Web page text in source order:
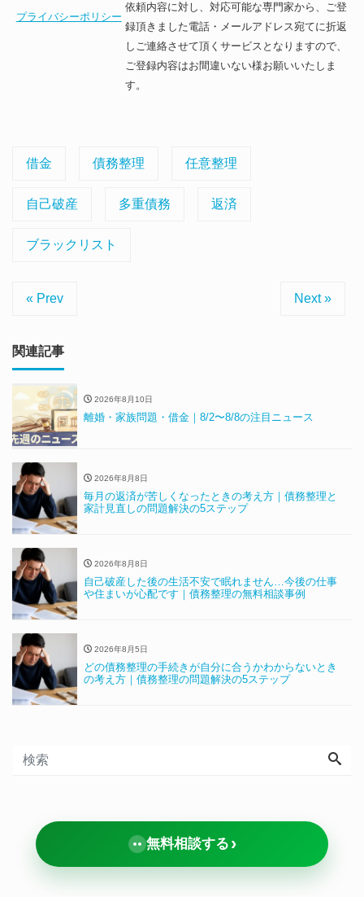
プライバシーポリシー
依頼内容に対し、対応可能な専門家から、ご登
録頂きました電話・メールアドレス宛てに折返
しご連絡させて頂くサービスとなりますので、
ご登録内容はお間違いない様お願いいたしま
す。
借金 債務整理 任意整理
自己破産 多重債務 返済
ブラックリスト
« Prev Next »
関連記事
2026年8月10日
離婚・家族問題・借金｜8/2〜8/8の注目ニュース
2026年8月8日
毎月の返済が苦しくなったときの考え方｜債務整理と
家計見直しの問題解決の5ステップ
2026年8月8日
自己破産した後の生活不安で眠れません…今後の仕事
や住まいが心配です｜債務整理の無料相談事例
2026年8月5日
どの債務整理の手続きが自分に合うかわからないとき
の考え方｜債務整理の問題解決の5ステップ
無料相談する ›